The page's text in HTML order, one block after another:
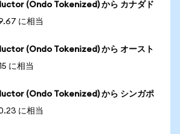
(Ondo Tokenized) から カナダド
に相当
(Ondo Tokenized) から オースト
に相当
(Ondo Tokenized) から シンガポ
に相当